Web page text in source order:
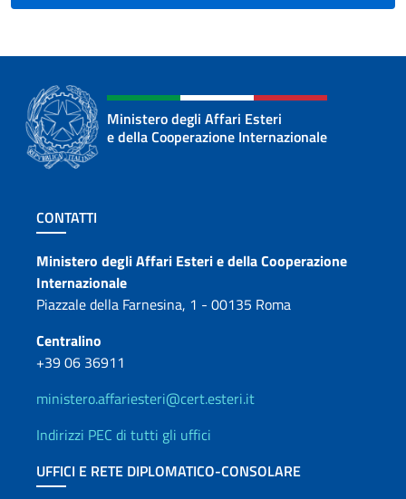
Ministero degli Affari Esteri
e della Cooperazione Internazionale
Sezione footer
CONTATTI
Contatti
Ministero degli Affari Esteri e della Cooperazione
Internazionale
Piazzale della Farnesina, 1 - 00135 Roma
Centralino
+39 06 36911
ministero.affariesteri@cert.esteri.it
Indirizzi PEC di tutti gli uffici
UFFICI E RETE DIPLOMATICO-CONSOLARE